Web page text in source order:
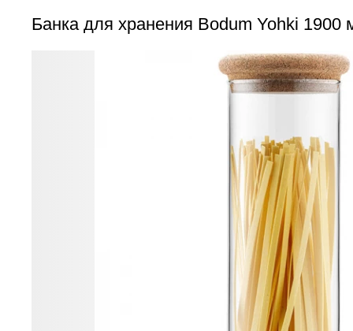
Банка для хранения Bodum Yohki 1900